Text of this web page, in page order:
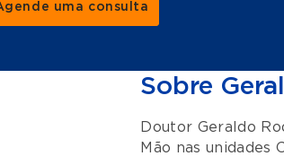
uma consulta
Sobre
Doutor Geraldo
Mão nas unidades